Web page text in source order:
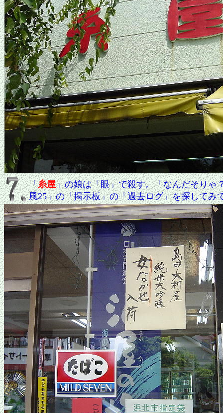
「糸屋」の娘は「眼」で殺す。「なんだそりゃ
風25」の「掲示板」の「過去ログ」を探してみ